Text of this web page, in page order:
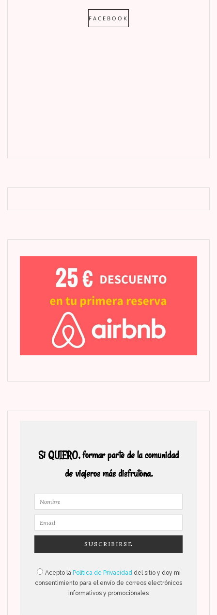
FACEBOOK
Si QUIERO, formar parte de la comunidad
de viajeros más disfrutona.
Acepto la Política de Privacidad del sitio y doy mi
consentimiento para el envío de correos electrónicos
informativos y promocionales